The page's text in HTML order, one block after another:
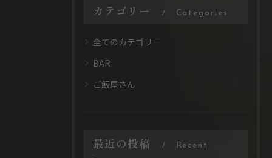
カテゴリー Categories
全てのカテゴリー
BAR
ご飯屋さん
最近の投稿 Recent